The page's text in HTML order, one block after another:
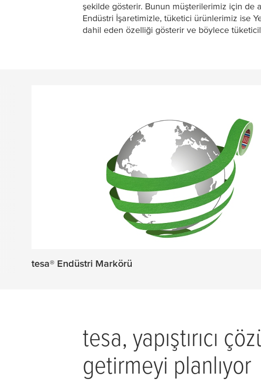
şekilde gösterir. Bunun müşterilerimiz için de
Endüstri İşaretimizle, tüketici ürünlerimiz ise
dahil eden özelliği gösterir ve böylece
tesa® Endüstri Markörü
tesa, yapıştırıcı
getirmeyi planlıyor